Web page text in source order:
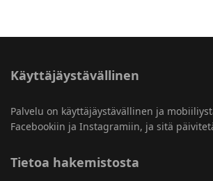
Käyttäjäystävällinen
Palvelu on käyttäjäystävällinen ja
Facebookiin ja Instagramiin, ja sitä
Tietoa hakemistosta